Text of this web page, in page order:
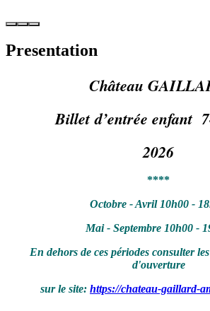
Presentation
Château
Billet d’entrée enfant
2026
****
Octobre - Avril 10h00 -
Mai - Septembre 10h00 -
En dehors de ces périodes consulter
d'ouverture
sur le site: https://chateau-gaillard-